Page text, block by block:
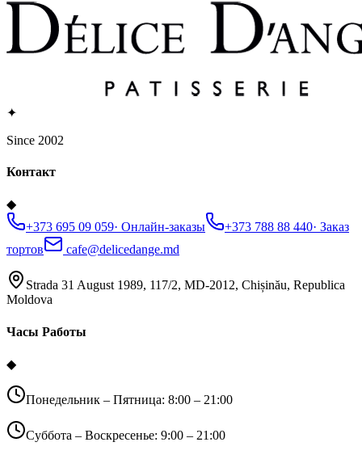
✦
Since 2002
Контакт
◆
+373 695 09 059· Онлайн-заказы +373 788 88 440· Заказ
тортов
cafe@delicedange.md
Strada 31 August 1989, 117/2, MD-2012, Chișinău, Republica
Moldova
Часы Работы
◆
Понедельник – Пятница: 8:00 – 21:00
Суббота – Воскресенье: 9:00 – 21:00